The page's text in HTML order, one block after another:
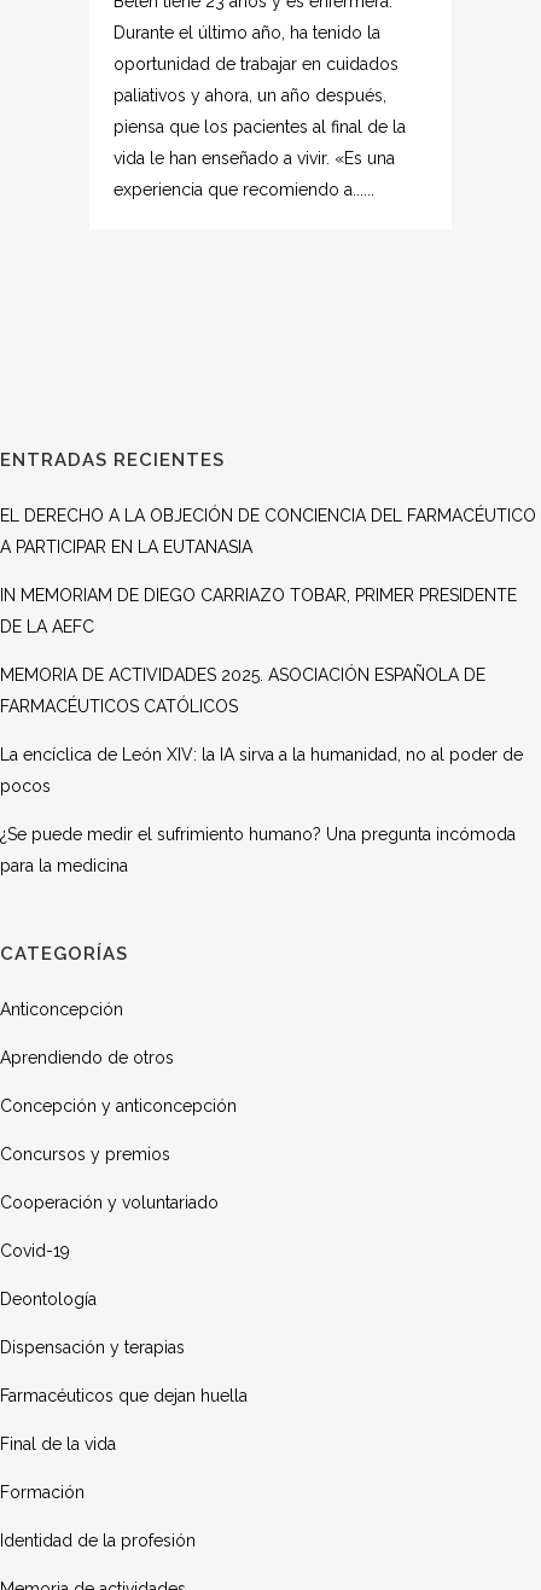
Durante el último año, ha tenido la
oportunidad de trabajar en cuidados
paliativos y ahora, un año después,
piensa que los pacientes al final de la
vida le han enseñado a vivir. «Es una
experiencia que recomiendo a......
ENTRADAS RECIENTES
EL DERECHO A LA OBJECIÓN DE CONCIENCIA DEL FARMACÉUTICO
A PARTICIPAR EN LA EUTANASIA
IN MEMORIAM DE DIEGO CARRIAZO TOBAR, PRIMER PRESIDENTE
DE LA AEFC
MEMORIA DE ACTIVIDADES 2025. ASOCIACIÓN ESPAÑOLA DE
FARMACÉUTICOS CATÓLICOS
La encíclica de León XIV: la IA sirva a la humanidad, no al poder de
pocos
¿Se puede medir el sufrimiento humano? Una pregunta incómoda
para la medicina
CATEGORÍAS
Anticoncepción
Aprendiendo de otros
Concepción y anticoncepción
Concursos y premios
Cooperación y voluntariado
Covid-19
Deontología
Dispensación y terapias
Farmacéuticos que dejan huella
Final de la vida
Formación
Identidad de la profesión